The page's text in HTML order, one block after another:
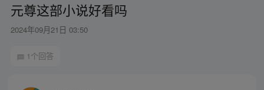
元尊这部小说好看吗
2024年09月21日 03:50
1个回答